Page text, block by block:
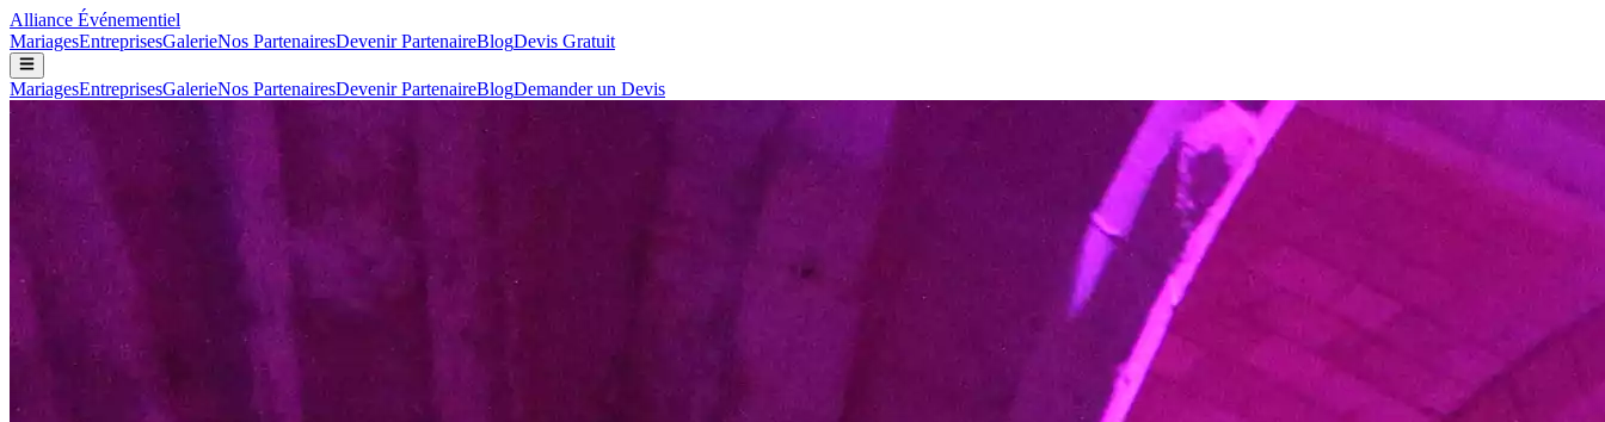
Alliance Événementiel
MariagesEntreprisesGalerieNos PartenairesDevenir PartenaireBlogDevis Gratuit
MariagesEntreprisesGalerieNos PartenairesDevenir PartenaireBlogDemander un Devis